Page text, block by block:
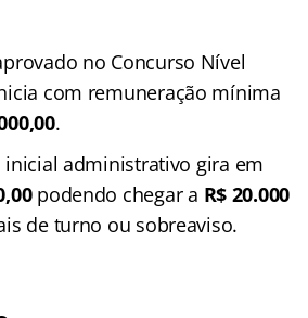
no Concurso Nível
com remuneração mínima
.
inicial administrativo gira em
podendo chegar a R$ 20.000
de turno ou sobreaviso.